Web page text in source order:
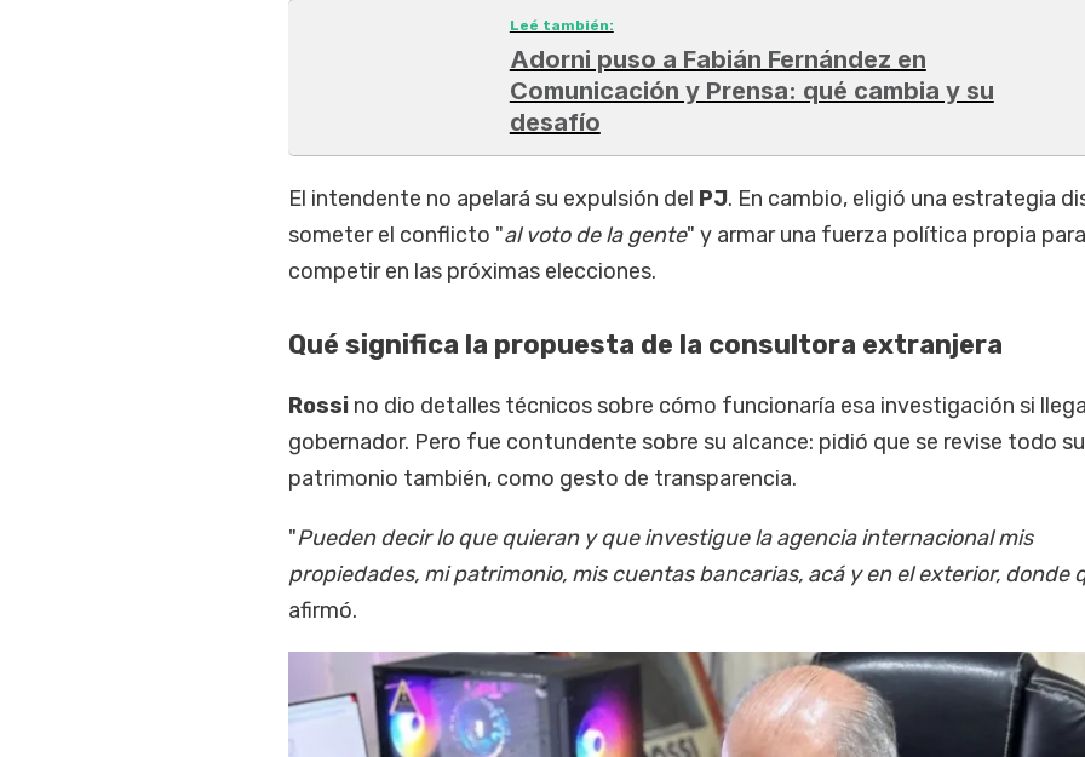
Leé también:
Adorni puso a Fabián Fernández en
Comunicación y Prensa: qué cambia y su
desafío
El intendente no apelará su expulsión del PJ. En cambio, eligió una estrategia
someter el conflicto "al voto de la gente" y armar una fuerza política propia para
competir en las próximas elecciones.
Qué significa la propuesta de la consultora extranjera
Rossi no dio detalles técnicos sobre cómo funcionaría esa investigación si
gobernador. Pero fue contundente sobre su alcance: pidió que se revise todo
patrimonio también, como gesto de transparencia.
"Pueden decir lo que quieran y que investigue la agencia internacional mis
propiedades, mi patrimonio, mis cuentas bancarias, acá y en el exterior, donde
afirmó.